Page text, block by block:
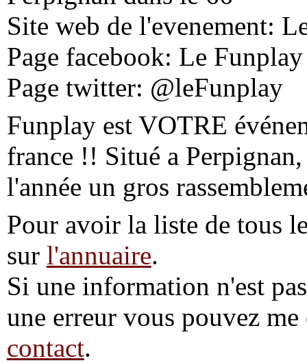
Site web de l'evenement:
Page facebook: Le Funplay
Page twitter: @leFunplay
Funplay est VOTRE
france !! Situé a
l'année un gros
Pour avoir la liste de tous
sur l'annuaire.
Si une information n'est
une erreur vous pouvez
contact.